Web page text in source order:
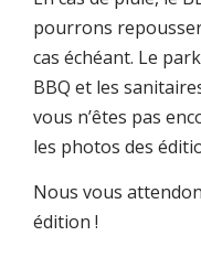
pourrons
cas échéant. Le
BBQ et les
vous n’êtes pas
les photos des
Nous vous
édition !